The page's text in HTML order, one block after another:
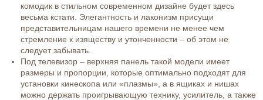
комодик в стильном современном дизайне будет здесь
весьма кстати. Элегантность и лаконизм присущи
представительницам нашего времени не менее чем
стремление к изяществу и утонченности – об этом не
следует забывать.
Под телевизор – верхняя панель такой модели имеет
размеры и пропорции, которые оптимально подходят для
установки кинескопа или «плазмы», а в ящиках и нишах
можно держать проигрывающую технику, усилитель, а также